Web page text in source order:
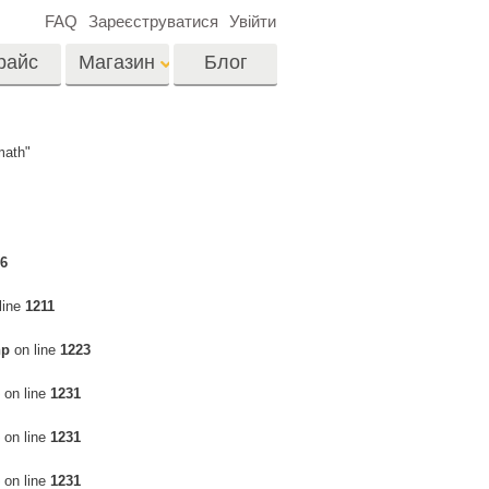
Магазин Блог
FAQ Зареєструватися Увійти
1211
on line 1223
on line 1231
on line 1231
on line 1231